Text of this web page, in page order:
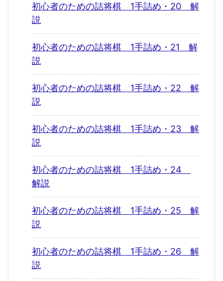
初心者のための詰将棋 1手詰め・20 解
説
初心者のための詰将棋 1手詰め・21 解
説
初心者のための詰将棋 1手詰め・22 解
説
初心者のための詰将棋 1手詰め・23 解
説
初心者のための詰将棋 1手詰め・24
解説
初心者のための詰将棋 1手詰め・25 解
説
初心者のための詰将棋 1手詰め・26 解
説